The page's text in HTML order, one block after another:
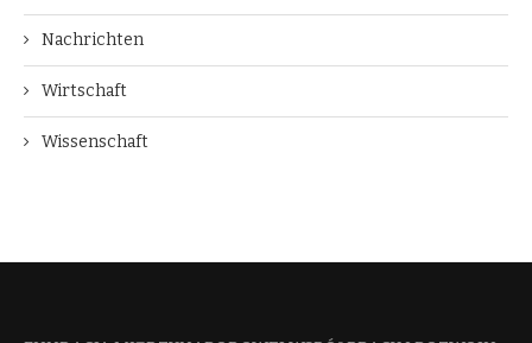
Nachrichten
Wirtschaft
Wissenschaft